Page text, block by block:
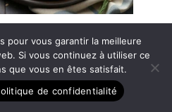
pour vous garantir la meilleure
Si vous continuez à utiliser ce
que vous en êtes satisfait.
de confidentialité